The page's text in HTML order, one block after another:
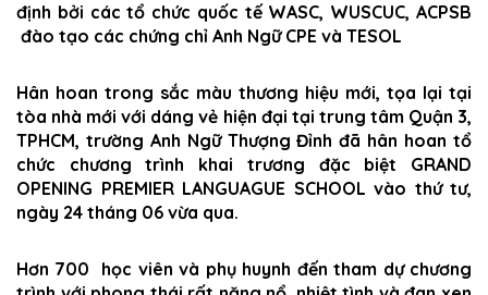
định bởi các tổ chức quốc tế WASC, WUSCUC, ACPSB
đào tạo các chứng chỉ Anh NgữCPE và TESOL
Hân hoan trong sắc màu thương hiệu mới, tọa lại tại
tòa nhà mới với dáng vẻ hiện đại tại trung tâm Quận 3,
TPHCM, trường Anh Ngữ Thượng Đỉnh đã hân hoan tổ
chức chương trình khai trương đặc biệt GRAND
OPENING PREMIER LANGUAGUE SCHOOL vào thứ tư,
ngày 24 tháng 06 vừa qua.
Hơn 700 học viên và phụ huynh đến tham dự chương